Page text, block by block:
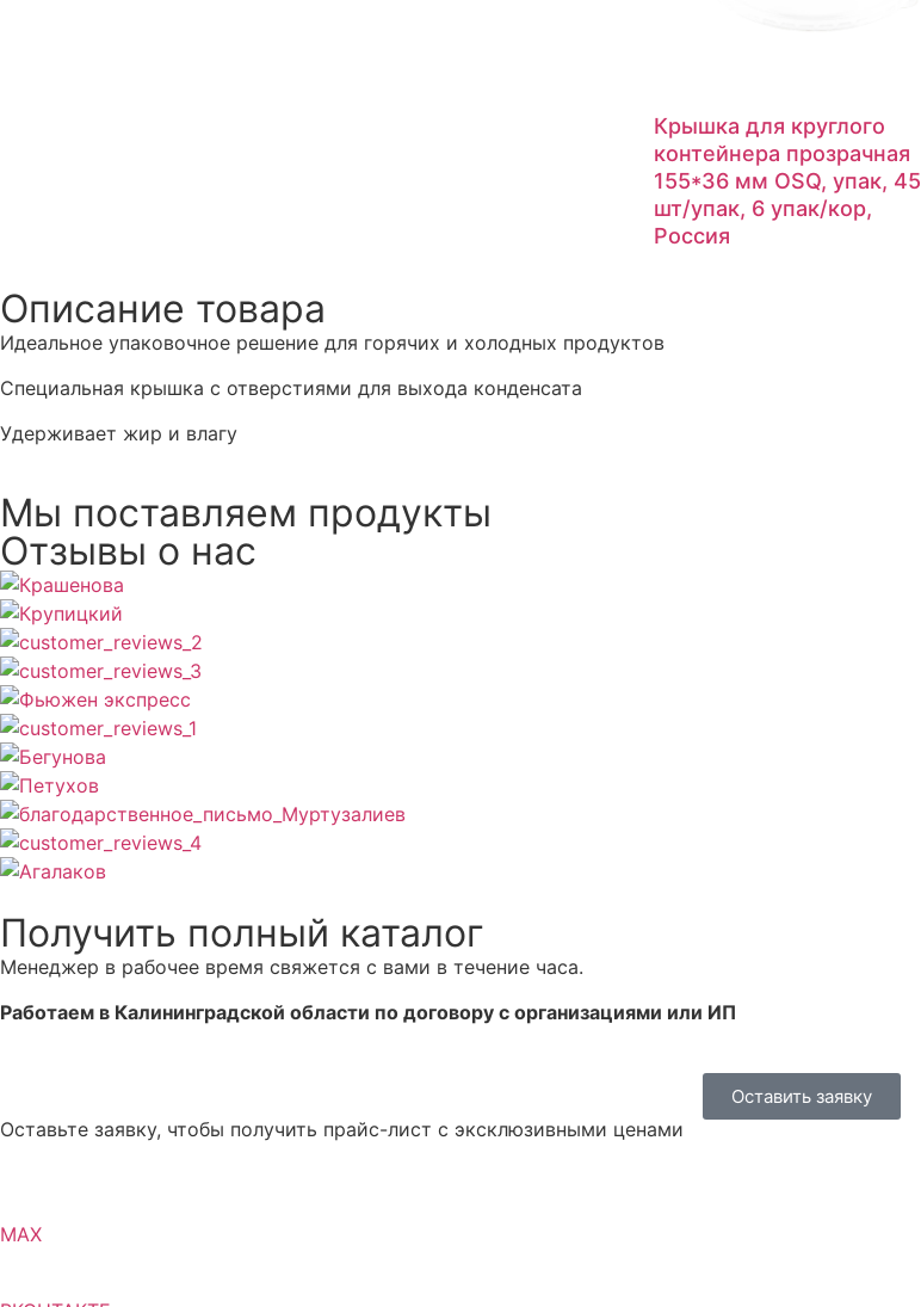
Крышка для круглого
контейнера прозрачная
155*36 мм OSQ, упак, 45
шт/упак, 6 упак/кор,
Россия
Описание товара
Идеальное упаковочное решение для горячих и холодных продуктов
Специальная крышка с отверстиями для выхода конденсата
Удерживает жир и влагу
Мы поставляем продукты
Отзывы о нас
Получить полный каталог
Менеджер в рабочее время свяжется с вами в течение часа.
Работаем в Калининградской области по договору с организациями или ИП
Оставить заявку
Оставьте заявку, чтобы получить прайс-лист с эксклюзивными ценами
MAX